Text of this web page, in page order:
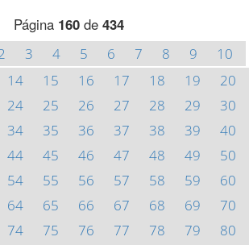
Página 160de 434
3 4 5 6 7 8 9
10
14 15 16 17 18 19
20
24 25 26 27 28 29
30
34 35 36 37 38 39
40
44 45 46 47 48 49
50
54 55 56 57 58 59
60
64 65 66 67 68 69
70
74 75 76 77 78 79
80